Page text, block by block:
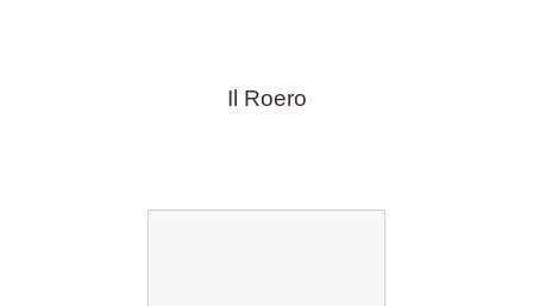
Il Roero